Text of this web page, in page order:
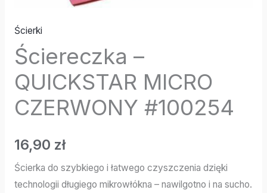
Ścierki
Ściereczka –
QUICKSTAR MICRO
CZERWONY #100254
16,90 zł
Ścierka do szybkiego i łatwego czyszczenia dzięki
technologii długiego mikrowłókna – nawilgotno i na sucho.